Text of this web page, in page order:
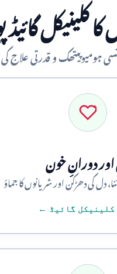
ہومیوپیتھک و قدرتی علاج
دورانِ خون
دل کی دھڑکن اور شریانوں کا جماؤ
کلینیکل گائیڈ ←